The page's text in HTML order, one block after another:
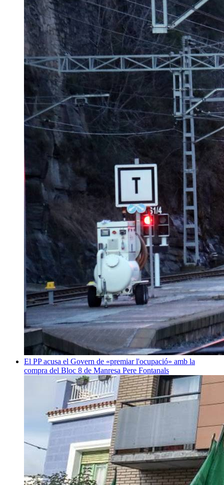
El PP acusa el Govern de «premiar l'ocupació» amb la
compra del Bloc 8 de Manresa Pere Fontanals